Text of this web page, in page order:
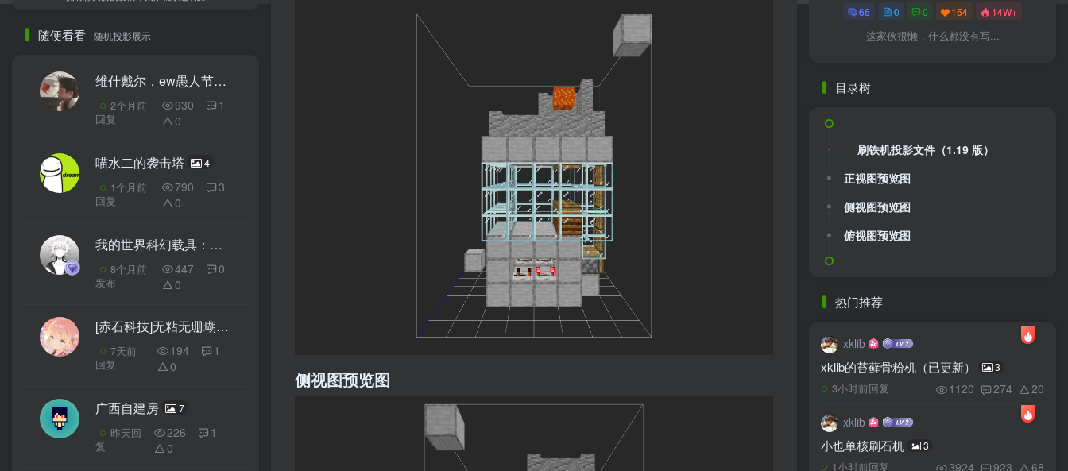
随便看看 随机投影展示
维什戴尔，ew愚人节版
2个月前
回复
930
1
0
喵水二的袭击塔 4
1个月前
回复
790
3
0
我的世界科幻载具：掘进者-火箭炮教程——火力覆盖，弹幕发射，感受重型武器的压制力！
8个月前
发布
447
0
0
[赤石科技]无粘无珊瑚逆天地毯机
7天前
回复
194
1
0
广西自建房 7
昨天回
复
226
1
0
侧视图预览图
66 0 0 154 14W+
这家伙很懒，什么都没有写...
目录树
刷铁机投影文件（1.19 版）
正视图预览图
侧视图预览图
俯视图预览图
热门推荐
xklib
xklib的苔藓骨粉机（已更新） 3
3小时前回复 1120 274 20
xklib
小也单核刷石机 3
1小时前回复 3924 923 68